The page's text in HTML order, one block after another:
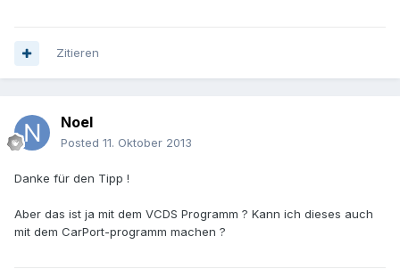
Zitieren
Noel
Posted 11. Oktober 2013
Danke für den Tipp !
Aber das ist ja mit dem VCDS Programm ? Kann ich dieses auch
mit dem CarPort-programm machen ?